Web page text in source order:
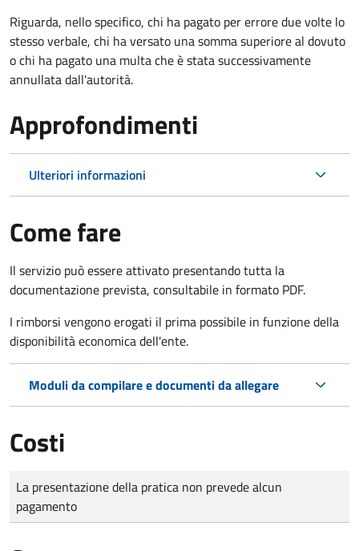
Riguarda, nello specifico, chi ha pagato per errore due volte lo
stesso verbale, chi ha versato una somma superiore al dovuto
o chi ha pagato una multa che è stata successivamente
annullata dall'autorità.
Approfondimenti
Ulteriori informazioni
Come fare
Il servizio può essere attivato presentando tutta la
documentazione prevista, consultabile in formato PDF.
I rimborsi vengono erogati il prima possibile in funzione della
disponibilità economica dell'ente.
Moduli da compilare e documenti da allegare
Costi
Tipo di pagamento
Importo
La presentazione della pratica non prevede alcun
pagamento